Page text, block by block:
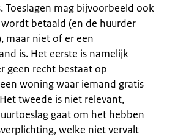
Toeslagen mag bijvoorbeeld ook
betaald (en de huurder
maar niet of er een
is. Het eerste is namelijk
geen recht bestaat op
woning waar iemand gratis
tweede is niet relevant,
gaat om het hebben
welke niet vervalt